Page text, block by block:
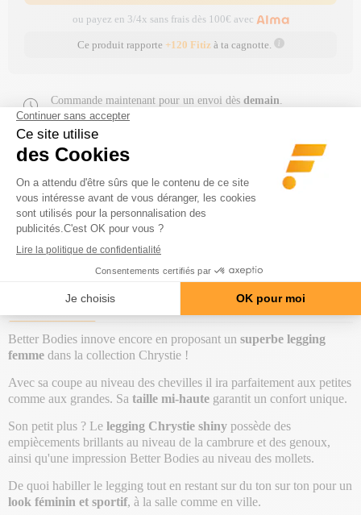
ou payez en 3/4x sans frais dès 100€ avec
Ce produit rapporte +120 Fitizà ta cagnotte.
Commande maintenant pour un envoi dès demain
Livraison Offerte
dès 60€ d'achat(Détails
+3 Millions de colis
Préparés par nos soins
Avis client 4,7/5
+38 000 avis vérifiés
Description Composition
Better Bodies innove encore en proposant un superbe legging
femme dans la collection Chrystie !
Avec sa coupe au niveau des chevilles il ira parfaitement aux petites
comme aux grandes. Sa taille mi-haute garantit un confort unique.
Son petit plus ? Le legging Chrystie shiny possède des
empiècements brillants au niveau de la cambrure et des genoux,
ainsi qu'une impression Better Bodies au niveau des mollets.
De quoi habiller le legging tout en restant sur du ton sur ton pour un
look féminin et sportif, à la salle comme en ville.